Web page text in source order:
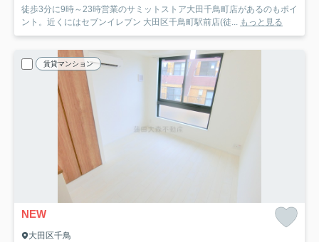
徒歩3分に9時～23時営業のサミットストア大田千鳥町店があるのもポイ
ント。近くにはセブンイレブン 大田区千鳥町駅前店(徒... もっと見る
賃貸マンション
NEW
大田区千鳥